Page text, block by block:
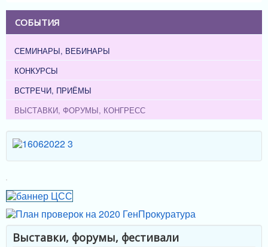
СОБЫТИЯ
СЕМИНАРЫ, ВЕБИНАРЫ
КОНКУРСЫ
ВСТРЕЧИ, ПРИЁМЫ
ВЫСТАВКИ, ФОРУМЫ, КОНГРЕСС
Выставки, форумы, фестивали